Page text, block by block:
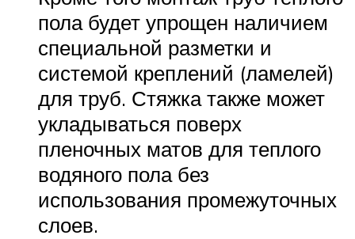
пола будет упрощен наличием
специальной разметки и
системой креплений (ламелей)
для труб. Стяжка также может
укладываться поверх
пленочных матов для теплого
водяного пола без
использования промежуточных
слоев.